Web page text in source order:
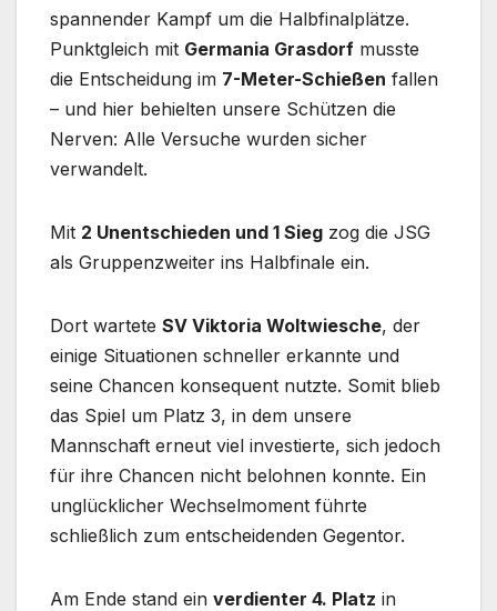
spannender Kampf um die Halbfinalplätze.
Punktgleich mit Germania Grasdorf musste
die Entscheidung im 7-Meter-Schießen fallen
– und hier behielten unsere Schützen die
Nerven: Alle Versuche wurden sicher
verwandelt.
Mit 2 Unentschieden und 1 Sieg zog die JSG
als Gruppenzweiter ins Halbfinale ein.
Dort wartete SV Viktoria Woltwiesche, der
einige Situationen schneller erkannte und
seine Chancen konsequent nutzte. Somit blieb
das Spiel um Platz 3, in dem unsere
Mannschaft erneut viel investierte, sich jedoch
für ihre Chancen nicht belohnen konnte. Ein
unglücklicher Wechselmoment führte
schließlich zum entscheidenden Gegentor.
Am Ende stand ein verdienter 4. Platz in